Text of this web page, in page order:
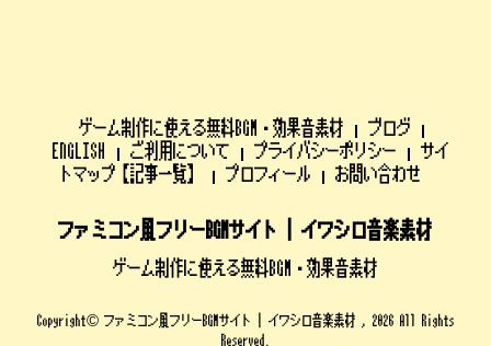
ゲーム制作に使える無料BGM・効果音素材
ブログ
ENGLISH
ご利用について プライバシーポリシー
サイ
トマップ【記事一覧】
プロフィール お問い合わせ
ファミコン風フリーBGMサイト | イワシロ音楽素材
ゲーム制作に使える無料BGM・効果音素材
Copyright© ファミコン風フリーBGMサイト | イワシロ音楽素材 , 2026 All Rights
Reserved.